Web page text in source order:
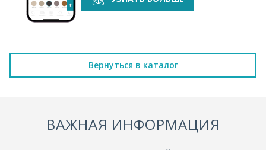
Вернуться в каталог
ВАЖНАЯ ИНФОРМАЦИЯ